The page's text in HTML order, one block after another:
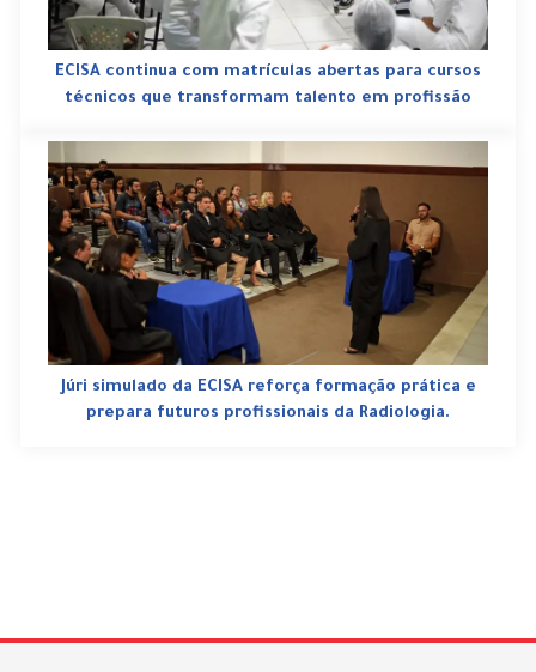
ECISA continua com matrículas abertas para cursos
técnicos que transformam talento em profissão
Júri simulado da ECISA reforça formação prática e
prepara futuros profissionais da Radiologia.